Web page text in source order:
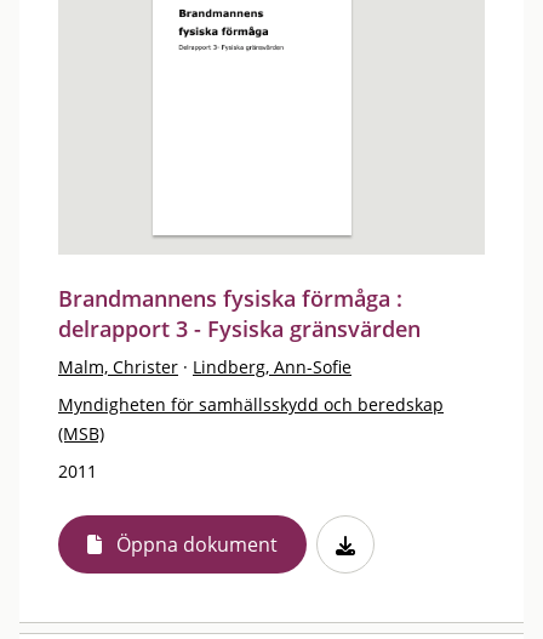
Brandmannens fysiska förmåga :
delrapport 3 - Fysiska gränsvärden
Malm, Christer · Lindberg, Ann-Sofie
Myndigheten för samhällsskydd och beredskap
(MSB)
2011
Öppna dokument